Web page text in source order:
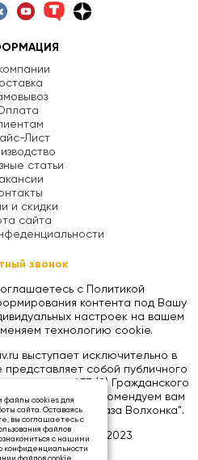
Лист
статьи
и скидки
сайта
звонок
с Политикой
контента под Вашу
настроек на вашем
технологию cookie.
выступает исключительно в
собой публичного
со статьей 437 (2) Гражданского
на товары, рекомендуем вам
ООО "Металлобаза Волхонка".
ВОЛХОНКА», 2023
файлы cookies для
сайта. Оставаясь
вы соглашаетесь с
файлов
с нашими
конфиденциальности
файлов cookie,